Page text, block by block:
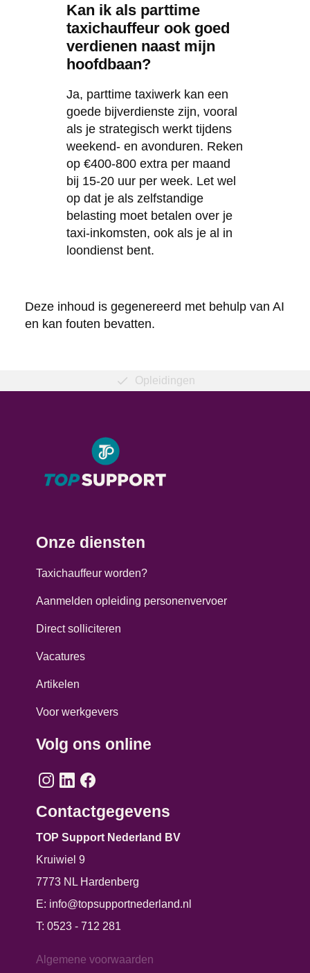
Kan ik als parttime
taxichauffeur ook goed
verdienen naast mijn
hoofdbaan?
Ja, parttime taxiwerk kan een
goede bijverdienste zijn, vooral
als je strategisch werkt tijdens
weekend- en avonduren. Reken
op €400-800 extra per maand
bij 15-20 uur per week. Let wel
op dat je als zelfstandige
belasting moet betalen over je
taxi-inkomsten, ook als je al in
loondienst bent.
Deze inhoud is gegenereerd met behulp van AI
en kan fouten bevatten.
Opleidingen
Onze diensten
Taxichauffeur worden?
Aanmelden opleiding personenvervoer
Direct solliciteren
Vacatures
Artikelen
Voor werkgevers
Volg ons online
Contactgegevens
TOP Support Nederland BV
Kruiwiel 9
7773 NL Hardenberg
E: info@topsupportnederland.nl
T: 0523 - 712 281
Algemene voorwaarden